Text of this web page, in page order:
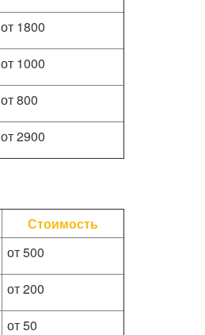
от 1800
от 1000
от 800
от 2900
Стоимость
от 500
от 200
от 50